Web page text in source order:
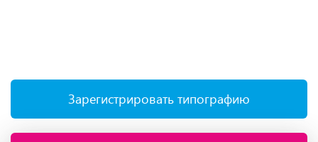
Зарегистрировать типографию